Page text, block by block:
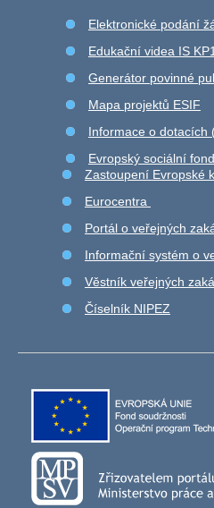
Elektronické podání
Edukační videa IS
Generátor povinné
Mapa projektů ESIF
Informace o dotacích
Evropský sociální fond
Zastoupení Evropské
Eurocentra
Portál o veřejných
Informační systém o
Věstník veřejných
Číselník NIPEZ